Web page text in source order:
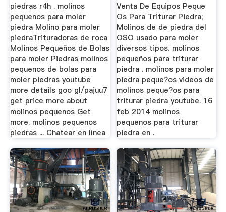
piedras r4h . molinos
pequenos para moler
piedra Molino para moler
piedraTrituradoras de roca
Molinos Pequeños de Bolas
para moler Piedras molinos
pequenos de bolas para
moler piedras youtube
more details goo gl/pajuu7
get price more about
molinos pequenos Get
more. molinos pequenos
piedras ... Chatear en línea
Venta De Equipos Peque
Os Para Triturar Piedra;
Molinos de de piedra del
OSO usado para moler
diversos tipos. molinos
pequeños para triturar
piedra . molinos para moler
piedra peque?os videos de
molinos peque?os para
triturar piedra youtube. 16
feb 2014 molinos
pequenos para triturar
piedra en .